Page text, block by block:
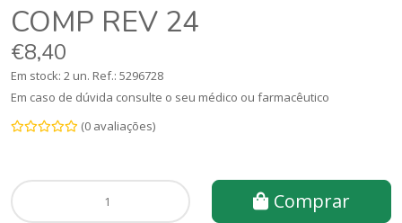
COMP REV 24
€8,40
Em stock: 2 un. Ref.: 5296728
Em caso de dúvida consulte o seu médico ou farmacêutico
(0 avaliações)
Comprar